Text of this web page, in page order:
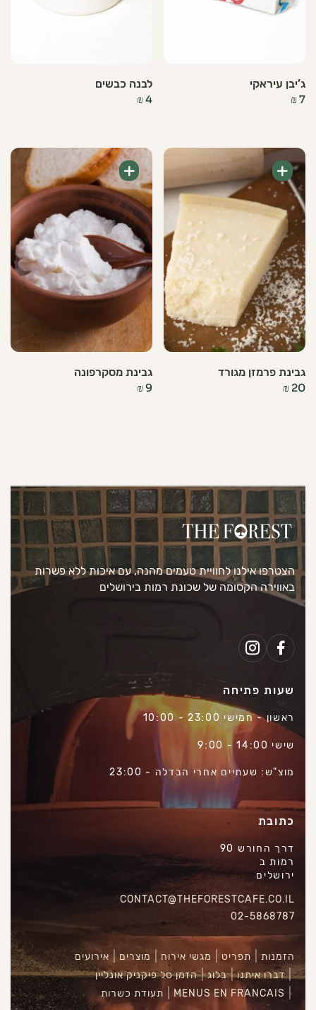
ג’יבן עיראקי
₪7
לבנה כבשים
₪4
גבינת פרמזן מגורד
₪ 20
+
גבינת מסקרפונה
₪9
+
הצטרפו אילנו לחוויית טעמים מהנה, עם איכות ללא פשרות
באווירה הקסומה של שכונת רמות בירושלים
הזמנות תפריט מגשי אירוח מוצרים
אירועים
דברו איתנו
בלוג
הזמן סל פיקניק אונליין
MENUS EN FRANCAIS
תעודת כשרות
שעות פתיחה
ראשון - חמישי 23:00 - 10:00
שישי 14:00 - 9:00
מוצ"ש: שעתיים אחרי הבדלה - 23:00
כתובת
דרך החורש 90
רמות ב
ירושלים
CONTACT@THEFORESTCAFE.CO.IL
02-5868787